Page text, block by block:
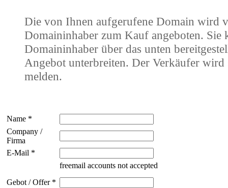
Die von Ihnen aufgerufene Domain wird
Domaininhaber zum Kauf angeboten. Sie
Domaininhaber über das unten
Angebot unterbreiten. Der Verkäufer wird
melden.
Name *
Company /
Firma
E-Mail *
freemail accounts not accepted
Gebot / Offer *